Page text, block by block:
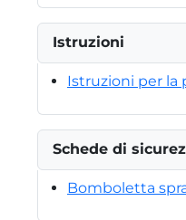
Istruzioni
Istruzioni per la
Schede di
Bomboletta